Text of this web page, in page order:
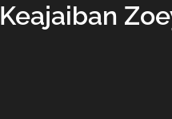
Keajaiban